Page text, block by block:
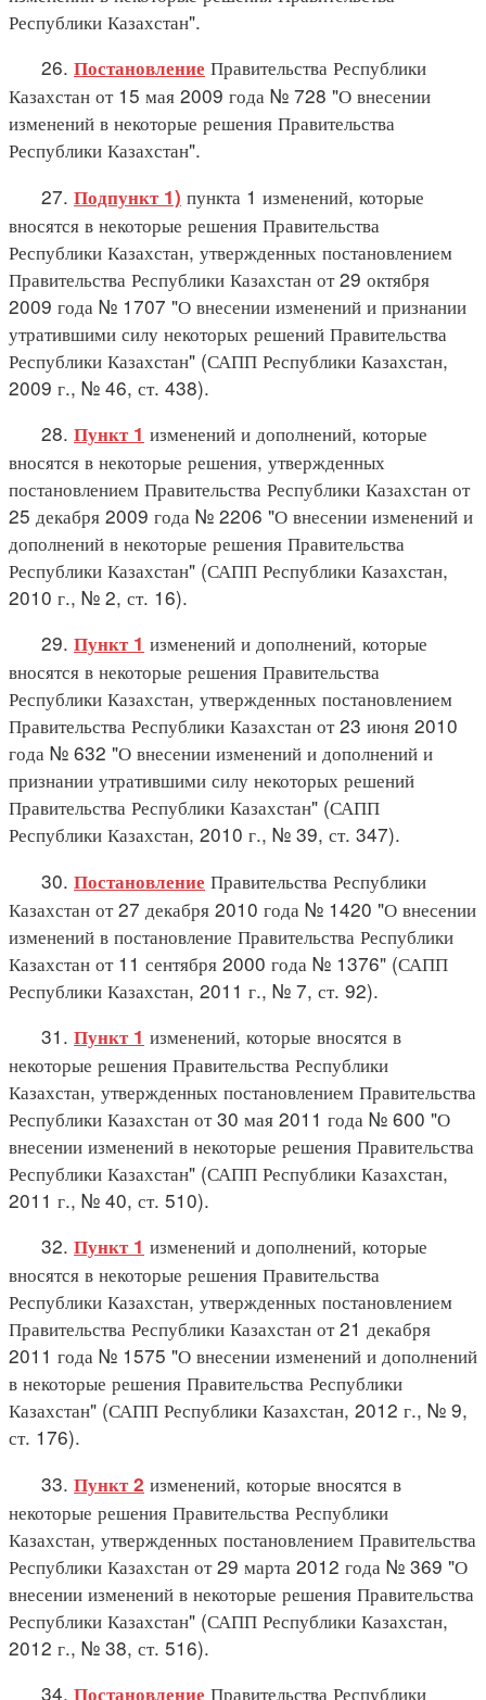
Республики Казахстан".
26. Постановление Правительства Республики
Казахстан от 15 мая 2009 года № 728 "О внесении
изменений в некоторые решения Правительства
Республики Казахстан".
27. Подпункт 1) пункта 1 изменений, которые
вносятся в некоторые решения Правительства
Республики Казахстан, утвержденных постановлением
Правительства Республики Казахстан от 29 октября
2009 года № 1707 "О внесении изменений и признании
утратившими силу некоторых решений Правительства
Республики Казахстан" (САПП Республики Казахстан,
2009 г., № 46, ст. 438).
28. Пункт 1 изменений и дополнений, которые
вносятся в некоторые решения, утвержденных
постановлением Правительства Республики Казахстан от
25 декабря 2009 года № 2206 "О внесении изменений и
дополнений в некоторые решения Правительства
Республики Казахстан" (САПП Республики Казахстан,
2010 г., № 2, ст. 16).
29. Пункт 1 изменений и дополнений, которые
вносятся в некоторые решения Правительства
Республики Казахстан, утвержденных постановлением
Правительства Республики Казахстан от 23 июня 2010
года № 632 "О внесении изменений и дополнений и
признании утратившими силу некоторых решений
Правительства Республики Казахстан" (САПП
Республики Казахстан, 2010 г., № 39, ст. 347).
30. Постановление Правительства Республики
Казахстан от 27 декабря 2010 года № 1420 "О внесении
изменений в постановление Правительства Республики
Казахстан от 11 сентября 2000 года № 1376" (САПП
Республики Казахстан, 2011 г., № 7, ст. 92).
31. Пункт 1 изменений, которые вносятся в
некоторые решения Правительства Республики
Казахстан, утвержденных постановлением Правительства
Республики Казахстан от 30 мая 2011 года № 600 "О
внесении изменений в некоторые решения Правительства
Республики Казахстан" (САПП Республики Казахстан,
2011 г., № 40, ст. 510).
32. Пункт 1 изменений и дополнений, которые
вносятся в некоторые решения Правительства
Республики Казахстан, утвержденных постановлением
Правительства Республики Казахстан от 21 декабря
2011 года № 1575 "О внесении изменений и дополнений
в некоторые решения Правительства Республики
Казахстан" (САПП Республики Казахстан, 2012 г., № 9,
ст. 176).
33. Пункт 2 изменений, которые вносятся в
некоторые решения Правительства Республики
Казахстан, утвержденных постановлением Правительства
Республики Казахстан от 29 марта 2012 года № 369 "О
внесении изменений в некоторые решения Правительства
Республики Казахстан" (САПП Республики Казахстан,
2012 г., № 38, ст. 516).
34. Постановление Правительства Республики